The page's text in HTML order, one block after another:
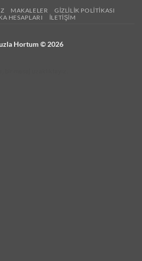
MAKALELER
GIZLILIK POLITIKASI
HESAPLARI
İLETIŞIM
Hortum © 2026